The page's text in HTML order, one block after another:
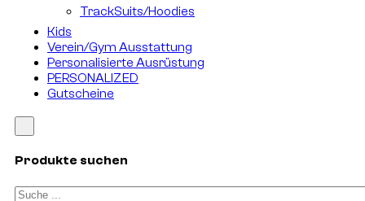
TrackSuits/Hoodies
Kids
Verein/Gym Ausstattung
Personalisierte Ausrüstung
PERSONALIZED
Gutscheine
Produkte suchen
Suchen